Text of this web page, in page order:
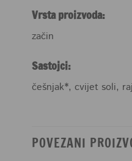
Vrsta proizvoda:
začin
Sastojci:
češnjak*, cvijet soli,
POVEZANI